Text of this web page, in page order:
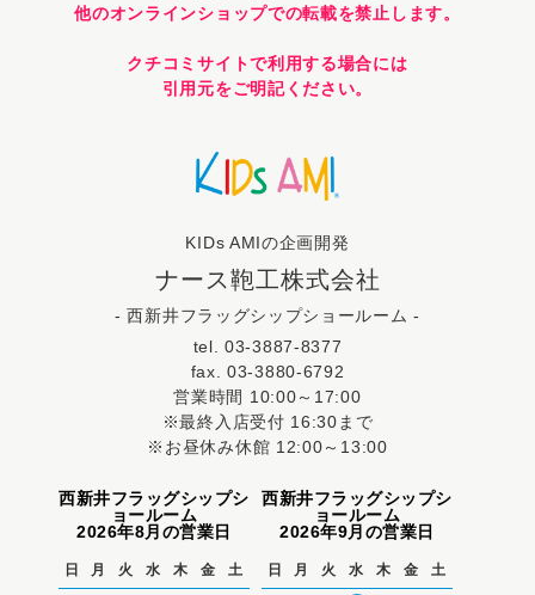
他のオンラインショップでの転載を禁止します。
クチコミサイトで利用する場合には
引用元をご明記ください。
KIDs AMIの企画開発
ナース鞄工株式会社
- 西新井フラッグシップショールーム -
tel. 03-3887-8377
fax. 03-3880-6792
営業時間 10:00～17:00
※最終入店受付 16:30まで
※お昼休み休館 12:00～13:00
西新井フラッグシップシ
ョールーム
2026年8月の営業日
日 月 火 水 木 金 土
西新井フラッグシップシ
ョールーム
2026年9月の営業日
日 月 火 水 木 金 土